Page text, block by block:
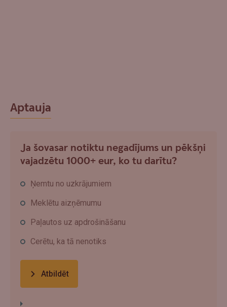
Aptauja
Ja šovasar notiktu negadījums un pēkšņi
vajadzētu 1000+ eur, ko tu darītu?
Ņemtu no uzkrājumiem
Meklētu aizņēmumu
Paļautos uz apdrošināšanu
Cerētu, ka tā nenotiks
Atbildēt